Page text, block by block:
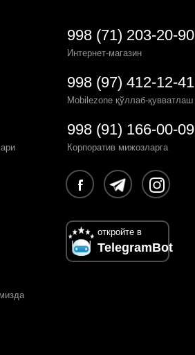
998 (71) 203-20-90
Интернет-магазин
998 (97) 412-12-41
Mobilezone қўллаб-қувватлаш
998 (91) 166-00-09
Корпоратив мижозларга
откройте в
TelegramBot